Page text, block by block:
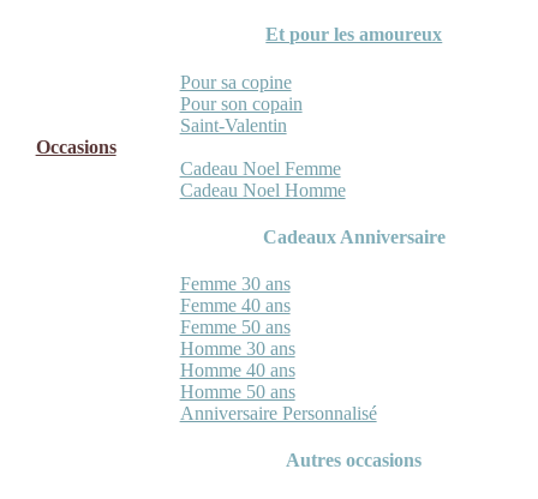
Et pour les amoureux
Pour sa copine
Pour son copain
Saint-Valentin
Occasions
Cadeau Noel Femme
Cadeau Noel Homme
Cadeaux Anniversaire
Femme 30 ans
Femme 40 ans
Femme 50 ans
Homme 30 ans
Homme 40 ans
Homme 50 ans
Anniversaire Personnalisé
Autres occasions